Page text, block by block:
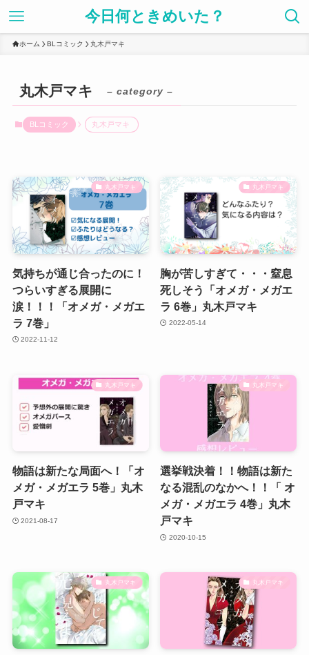
今日何ときめいた？
ホーム BLコミック 丸木戸マキ
丸木戸マキ – category –
BLコミック 丸木戸マキ
丸木戸マキ
気持ちが通じ合ったのに！
つらいすぎる展開に
涙！！！「オメガ・メガエ
ラ 7巻」
2022-11-12
丸木戸マキ
胸が苦しすぎて・・・窒息
死しそう「オメガ・メガエ
ラ 6巻」丸木戸マキ
2022-05-14
丸木戸マキ
物語は新たな局面へ！「オ
メガ・メガエラ 5巻」丸木
戸マキ
2021-08-17
丸木戸マキ
選挙戦決着！！物語は新た
なる混乱のなかへ！！「 オ
メガ・メガエラ 4巻」丸木
戸マキ
2020-10-15
丸木戸マキ 丸木戸マキ